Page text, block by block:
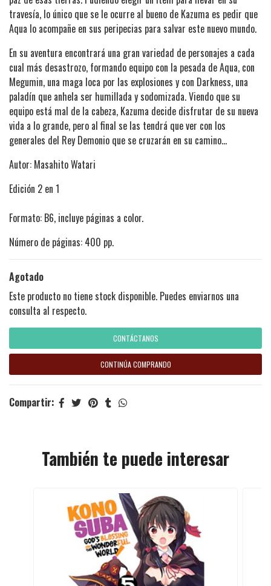
travesía, lo único que se le ocurre al bueno de Kazuma es pedir que
Aqua lo acompañe en sus peripecias para salvar este nuevo mundo.
En su aventura encontrará una gran variedad de personajes a cada
cual más desastrozo, formando equipo con la pesada de Aqua, con
Megumin, una maga loca por las explosiones y con Darkness, una
paladín que anhela ser humillada y sodomizada. Viendo que su
equipo está mal de la cabeza, Kazuma decide disfrutar de su nueva
vida a lo grande, pero al final se las tendrá que ver con los
generales del Rey Demonio que se cruzarán en su camino…
Autor: Masahito Watari
Edición 2 en 1
Formato: B6, incluye páginas a color.
Número de páginas: 400 pp.
Agotado
Este producto no tiene stock disponible. Puedes enviarnos una
consulta al respecto.
CONTÁCTANOS
CONTINÚA COMPRANDO
Compartir:
También te puede interesar